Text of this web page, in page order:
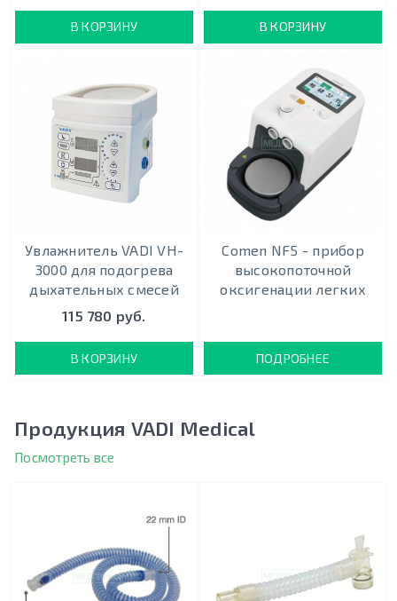
В КОРЗИНУ В КОРЗИНУ
Увлажнитель VADI VH-
3000 для подогрева
дыхательных смесей
115 780 руб.
В КОРЗИНУ
Comen NF5 - прибор
высокопоточной
оксигенации легких
ПОДРОБНЕЕ
Продукция VADI Medical
Посмотреть все